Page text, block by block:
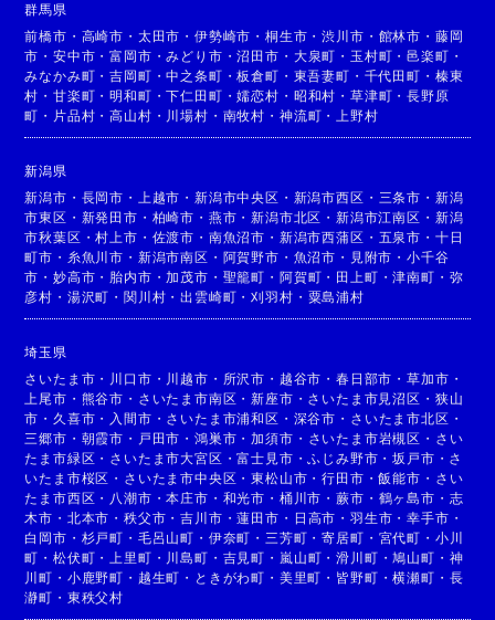
群馬県
前橋市 ・ 高崎市 ・ 太田市 ・伊勢崎市 ・桐生市 ・渋川市 ・ 館林市 ・ 藤岡
市 ・安中市 ・富岡市 ・みどり市 ・沼田市 ・ 大泉町 ・ 玉村町 ・邑楽町 ・
みなかみ町 ・吉岡町 ・中之条町 ・板倉町 ・ 東吾妻町 ・ 千代田町 ・ 榛東
村 ・甘楽町 ・明和町 ・下仁田町 ・嬬恋村 ・ 昭和村 ・ 草津町 ・長野原
町 ・ 片品村 ・高山村 ・ 川場村 ・ 南牧村 ・ 神流町 ・ 上野村
新潟県
新潟市 ・ 長岡市 ・ 上越市 ・新潟市中央区 ・ 新潟市西区 ・ 三条市 ・ 新潟
市東区 ・ 新発田市 ・ 柏崎市 ・ 燕市 ・新潟市北区 ・新潟市江南区 ・ 新潟
市秋葉区 ・村上市 ・ 佐渡市 ・ 南魚沼市 ・ 新潟市西蒲区 ・ 五泉市 ・ 十日
町市 ・ 糸魚川市 ・ 新潟市南区 ・ 阿賀野市 ・ 魚沼市 ・ 見附市 ・小千谷
市 ・妙高市 ・ 胎内市 ・加茂市 ・ 聖籠町 ・ 阿賀町 ・ 田上町 ・津南町 ・ 弥
彦村 ・ 湯沢町 ・関川村 ・出雲崎町 ・刈羽村 ・ 粟島浦村
埼玉県
さいたま市 ・ 川口市 ・ 川越市 ・ 所沢市 ・ 越谷市 ・春日部市 ・草加市 ・
上尾市 ・ 熊谷市 ・ さいたま市南区 ・新座市 ・ さいたま市見沼区 ・ 狭山
市 ・ 久喜市 ・ 入間市 ・ さいたま市浦和区 ・ 深谷市 ・ さいたま市北区 ・
三郷市 ・ 朝霞市 ・ 戸田市 ・鴻巣市 ・加須市 ・ さいたま市岩槻区 ・ さい
たま市緑区 ・ さいたま市大宮区 ・富士見市 ・ふじみ野市 ・坂戸市 ・ さ
いたま市桜区 ・ さいたま市中央区 ・東松山市 ・行田市 ・飯能市 ・ さい
たま市西区 ・ 八潮市 ・本庄市 ・ 和光市 ・ 桶川市 ・蕨市 ・ 鶴ヶ島市 ・ 志
木市 ・ 北本市 ・秩父市 ・吉川市 ・蓮田市 ・ 日高市 ・ 羽生市 ・幸手市 ・
白岡市 ・ 杉戸町 ・ 毛呂山町 ・ 伊奈町 ・ 三芳町 ・寄居町 ・ 宮代町 ・ 小川
町 ・松伏町 ・ 上里町 ・ 川島町 ・ 吉見町 ・ 嵐山町 ・滑川町 ・鳩山町 ・ 神
川町 ・ 小鹿野町 ・ 越生町 ・ ときがわ町 ・ 美里町 ・ 皆野町 ・横瀬町 ・ 長
瀞町 ・ 東秩父村